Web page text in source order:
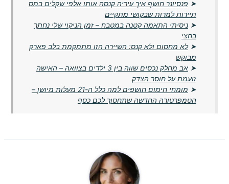
➤ פנסיונר חושף איך עיריה קנסה אותו אלפי שקלים במס
תיירות למרות שבקושי מתקיים
➤ניסיתי התאמה קטנה במטבח – זמן הניקוי שלי נחתך
בחצי
➤לא מחסום ולא קנס: השיירה הזו מתמקמת בלב פארק
מבוקש
➤
אב מחלק נכסים שווה בין 3 ילדים בצוואה – האישה
זועמת על חוסר הצדק
➤
מומחי חימום חושפים למה כלל ה-21 מעלות מיושן –
הטמפרטורה החדשה שתחסוך לכם כסף